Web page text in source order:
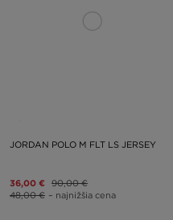
JORDAN POLO M FLT LS JERSEY
36,00 € 90,00 €
48,00 € – najnižšia cena